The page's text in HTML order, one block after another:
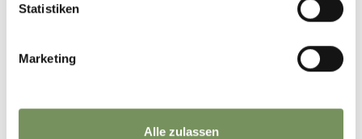
Statistiken
Marketing
Alle zulassen